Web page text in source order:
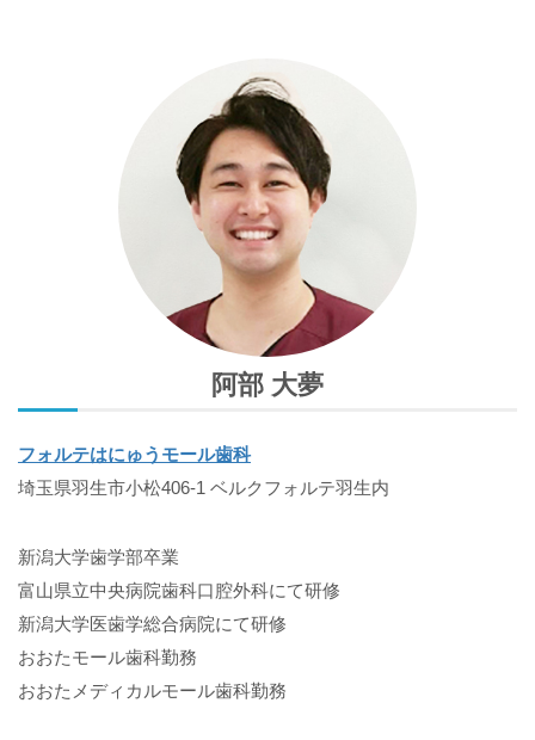
阿部 大夢
フォルテはにゅうモール歯科
埼玉県羽生市小松406-1 ベルクフォルテ羽生内
新潟大学歯学部卒業
富山県立中央病院歯科口腔外科にて研修
新潟大学医歯学総合病院にて研修
おおたモール歯科勤務
おおたメディカルモール歯科勤務